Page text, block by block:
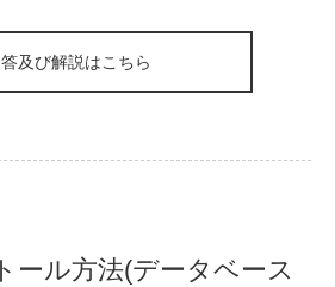
及び解説はこちら
ール方法(データベース